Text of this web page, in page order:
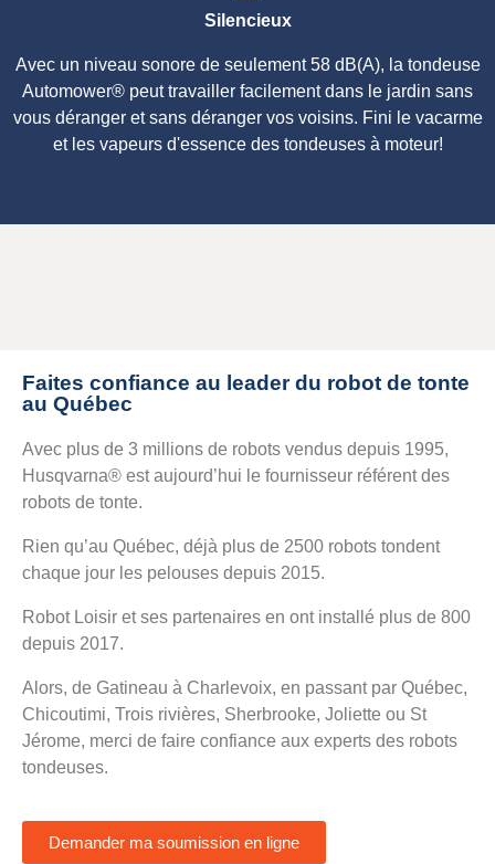
Silencieux
Avec un niveau sonore de seulement 58 dB(A), la tondeuse
Automower® peut travailler facilement dans le jardin sans
vous déranger et sans déranger vos voisins. Fini le vacarme
et les vapeurs d'essence des tondeuses à moteur!
Faites confiance au leader du robot de tonte
au Québec
Avec plus de 3 millions de robots vendus depuis 1995,
Husqvarna® est aujourd’hui le fournisseur référent des
robots de tonte.
Rien qu’au Québec, déjà plus de 2500 robots tondent
chaque jour les pelouses depuis 2015.
Robot Loisir et ses partenaires en ont installé plus de 800
depuis 2017.
Alors, de Gatineau à Charlevoix, en passant par Québec,
Chicoutimi, Trois rivières, Sherbrooke, Joliette ou St
Jérome, merci de faire confiance aux experts des robots
tondeuses.
Demander ma soumission en ligne